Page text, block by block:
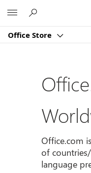
Office Store
Office.com
of
language